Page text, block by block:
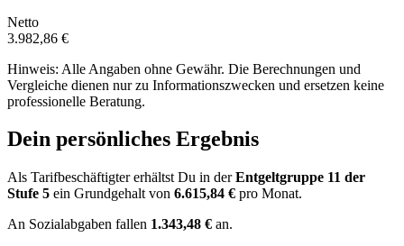
Netto
3.982,86 €
Hinweis: Alle Angaben ohne Gewähr. Die Berechnungen und
Vergleiche dienen nur zu Informationszwecken und ersetzen keine
professionelle Beratung.
Dein persönliches Ergebnis
Als Tarifbeschäftigter erhältst Du in derEntgeltgruppe 11 der
Stufe 5 ein Grundgehalt von 6.615,84 € pro Monat.
An Sozialabgaben fallen 1.343,48 € an.